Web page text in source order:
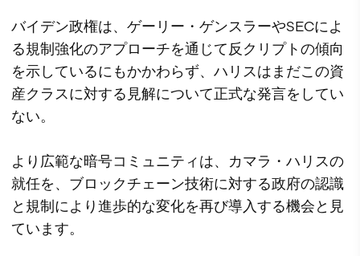
バイデン政権は、ゲーリー・ゲンスラーやSECによ
る規制強化のアプローチを通じて反クリプトの傾向
を示しているにもかかわらず、ハリスはまだこの資
産クラスに対する見解について正式な発言をしてい
ない。
より広範な暗号コミュニティは、カマラ・ハリスの
就任を、ブロックチェーン技術に対する政府の認識
と規制により進歩的な変化を再び導入する機会と見
ています。